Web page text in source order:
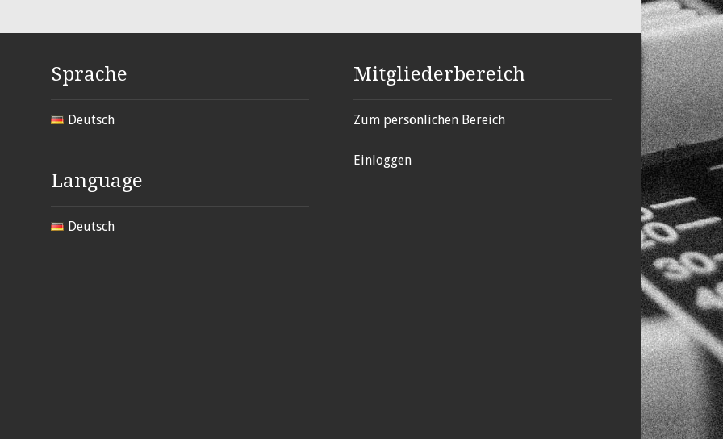
Sprache
Deutsch
Language
Deutsch
Mitgliederbereich
Zum persönlichen Bereich
Einloggen